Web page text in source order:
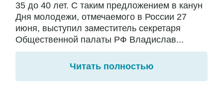
35 до 40 лет. С таким предложением в канун
Дня молодежи, отмечаемого в России 27
июня, выступил заместитель секретаря
Общественной палаты РФ Владислав...
Читать полностью